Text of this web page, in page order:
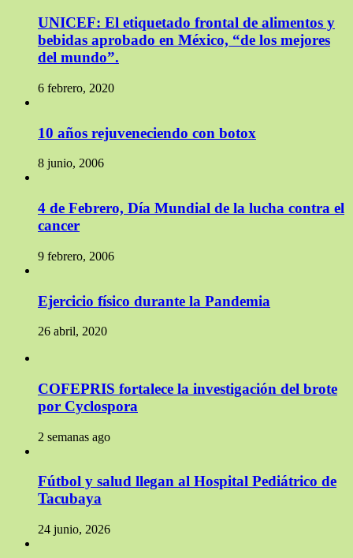
UNICEF: El etiquetado frontal de alimentos y
bebidas aprobado en México, “de los mejores
del mundo”.
6 febrero, 2020
10 años rejuveneciendo con botox
8 junio, 2006
4 de Febrero, Día Mundial de la lucha contra el
cancer
9 febrero, 2006
Ejercicio físico durante la Pandemia
26 abril, 2020
COFEPRIS fortalece la investigación del brote
por Cyclospora
2 semanas ago
Fútbol y salud llegan al Hospital Pediátrico de
Tacubaya
24 junio, 2026